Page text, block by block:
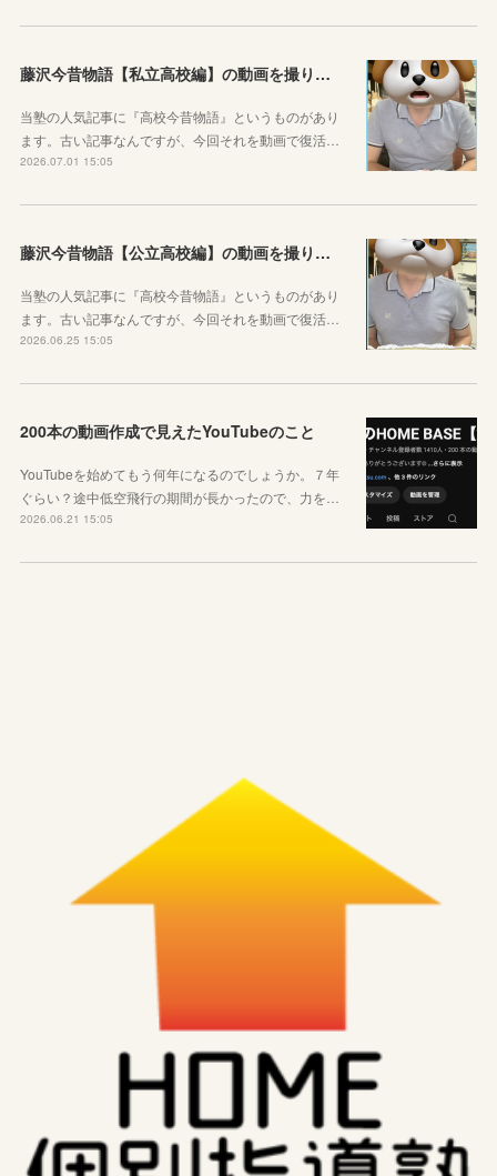
藤沢今昔物語【私立高校編】の動画を撮りました！
当塾の人気記事に『高校今昔物語』というものがあり
ます。古い記事なんですが、今回それを動画で復活…
2026.07.01 15:05
藤沢今昔物語【公立高校編】の動画を撮りました！
当塾の人気記事に『高校今昔物語』というものがあり
ます。古い記事なんですが、今回それを動画で復活…
2026.06.25 15:05
200本の動画作成で見えたYouTubeのこと
YouTubeを始めてもう何年になるのでしょうか。７年
ぐらい？途中低空飛行の期間が長かったので、力を…
2026.06.21 15:05